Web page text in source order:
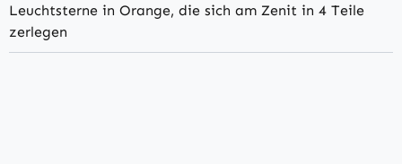
Leuchtsterne in Orange, die sich am Zenit in 4 Teile
zerlegen